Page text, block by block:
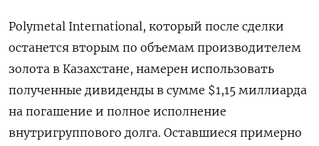
Polymetal International, который после сделки
останется вторым по объемам производителем
золота в Казахстане, намерен использовать
полученные дивиденды в сумме $1,15 миллиарда
на погашение и полное исполнение
внутригруппового долга. Оставшиеся примерно